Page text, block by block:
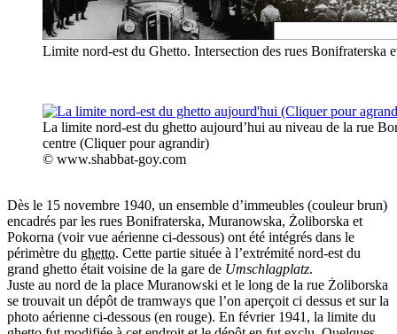
Limite nord-est du Ghetto. Intersection des rues Bonifraterska
La limite nord-est du ghetto aujourd’hui au niveau de la rue
centre (Cliquer pour agrandir)
© www.shabbat-goy.com
Dès le 15 novembre 1940, un ensemble d’immeubles (couleur brun)
encadrés par les rues Bonifraterska, Muranowska, Żoliborska et
Pokorna (voir vue aérienne ci-dessous) ont été intégrés dans le
périmètre du ghetto. Cette partie située à l’extrémité nord-est du
grand ghetto était voisine de la gare de Umschlagplatz.
Juste au nord de la place Muranowski et le long de la rue Żoliborska
se trouvait un dépôt de tramways que l’on aperçoit ci dessus et sur la
photo aérienne ci-dessous (en rouge). En février 1941, la limite du